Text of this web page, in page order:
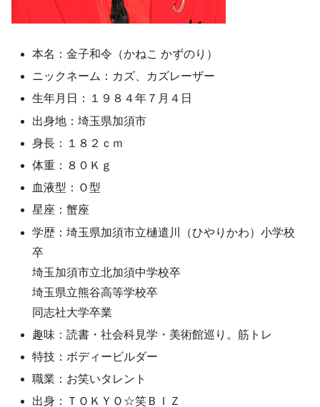
本名：金子和令（かねこ かずのり）
ニックネーム：カズ、カズレーザー
生年月日：１９８４年７月４日
出身地：埼玉県加須市
身長：１８２ｃｍ
体重：８０Ｋｇ
血液型：Ｏ型
星座：蟹座
学歴：埼玉県加須市立樋遣川（ひやりかわ）小学校
卒
埼玉加須市立北加須中学校卒
埼玉県立熊谷高等学校卒
同志社大学卒業
趣味：読書・社会科見学・美術館巡り。筋トレ
特技：ボディービルダー
職業：お笑いタレント
出身：ＴＯＫＹＯ☆笑ＢＩＺ